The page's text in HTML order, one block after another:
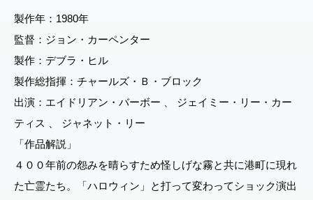
製作年：1980年
監督：ジョン・カーペンター
製作：デブラ・ヒル
製作総指揮：チャールズ・Ｂ・ブロック
出演：エイドリアン・バーボー 、 ジェイミー・リー・カー
ティス 、 ジャネット・リー
「作品解説」
４００年前の怨みを晴らすため怪しげな霧と共に港町に現れ
た亡霊たち。「ハロウィン」と打って変わってショック演出